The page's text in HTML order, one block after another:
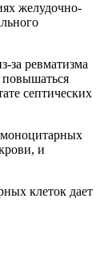
желудочно-
за ревматизма
септических
и
клеток дает